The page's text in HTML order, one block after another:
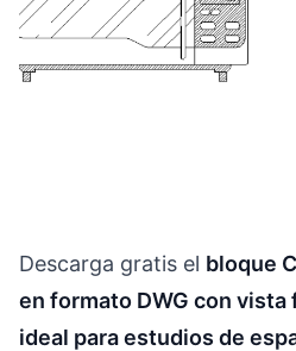
Descarga gratis el bloque
en formato DWG con
ideal para estudios de